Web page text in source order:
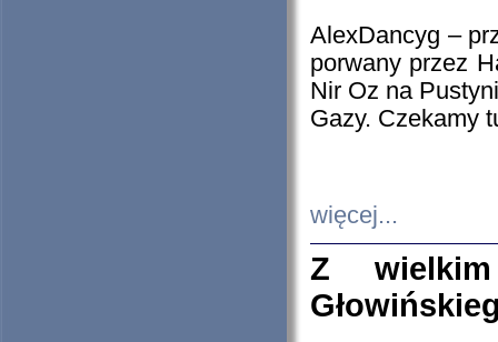
AlexDancyg –
porwany przez
Nir Oz na
Gazy. Czekamy
więcej...
Z